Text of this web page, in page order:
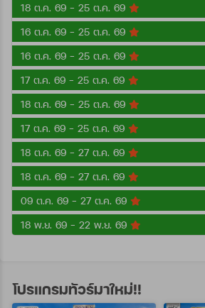
18 ต.ค. 69 - 25 ต.ค. 69
16 ต.ค. 69 - 25 ต.ค. 69
16 ต.ค. 69 - 25 ต.ค. 69
17 ต.ค. 69 - 25 ต.ค. 69
18 ต.ค. 69 - 25 ต.ค. 69
17 ต.ค. 69 - 25 ต.ค. 69
18 ต.ค. 69 - 27 ต.ค. 69
18 ต.ค. 69 - 27 ต.ค. 69
09 ต.ค. 69 - 27 ต.ค. 69
18 พ.ย. 69 - 22 พ.ย. 69
โปรแกรมทัวร์มาใหม่!!